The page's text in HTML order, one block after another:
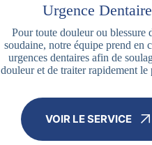
Urgence Dentaire
Pour toute douleur ou blessure
soudaine, notre équipe prend en
urgences dentaires afin de
douleur et de traiter rapidement le
VOIR LE SERVICE